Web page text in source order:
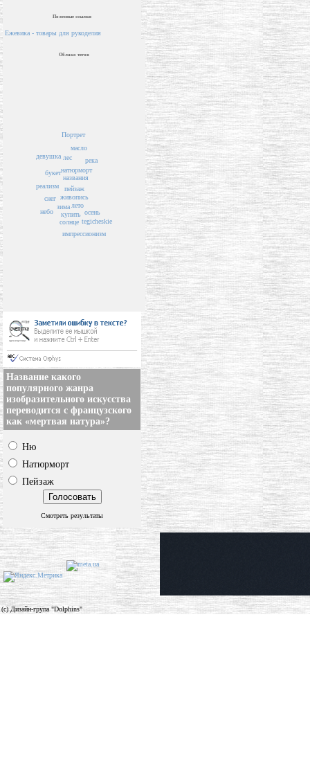
Полезные ссылки
Ежевика - товары для рукоделия
Облако тегов
пейзаж
названия
живопись
лето
натюрморт
купить
солнце
лес
зима
осень
букет
масло
река
снег
tegicheskie
реализм
небо
импрессионизм
Портрет
девушка
Название какого
популярного жанра
изобразительного искусства
переводится с французского
как «мертвая натура»?
Ню
Натюрморт
Пейзаж
Смотреть результаты
(c) Дизайн-група "Dolphins"